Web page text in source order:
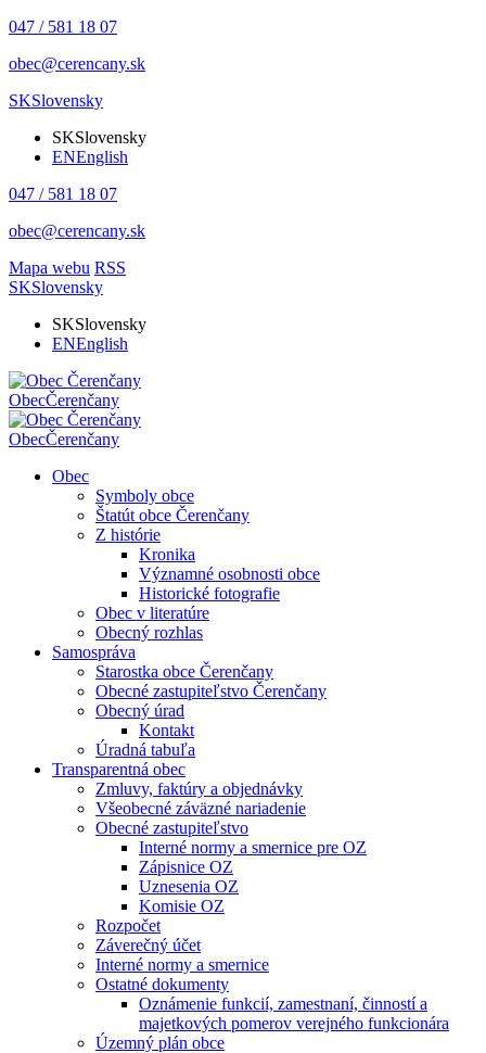
047 / 581 18 07
obec@cerencany.sk
SKSlovensky
SKSlovensky
ENEnglish
047 / 581 18 07
obec@cerencany.sk
Mapa webu RSS
SKSlovensky
SKSlovensky
ENEnglish
ObecČerenčany
ObecČerenčany
Obec
Symboly obce
Štatút obce Čerenčany
Z histórie
Kronika
Významné osobnosti obce
Historické fotografie
Obec v literatúre
Obecný rozhlas
Samospráva
Starostka obce Čerenčany
Obecné zastupiteľstvo Čerenčany
Obecný úrad
Kontakt
Úradná tabuľa
Transparentná obec
Zmluvy, faktúry a objednávky
Všeobecné záväzné nariadenie
Obecné zastupiteľstvo
Interné normy a smernice pre OZ
Zápisnice OZ
Uznesenia OZ
Komisie OZ
Rozpočet
Záverečný účet
Interné normy a smernice
Ostatné dokumenty
Oznámenie funkcií, zamestnaní, činností a
majetkových pomerov verejného funkcionára
Územný plán obce